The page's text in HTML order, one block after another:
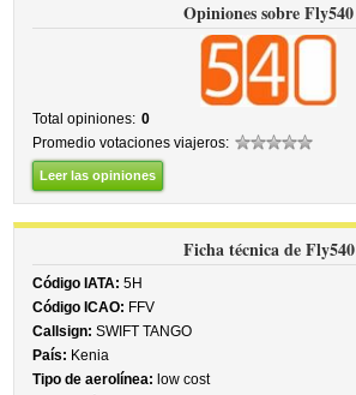
Opiniones sobre Fly540
Total opiniones: 0
Promedio votaciones viajeros:
Leer las opiniones
Ficha técnica de Fly540
Código IATA: 5H
Código ICAO: FFV
Callsign: SWIFT TANGO
País: Kenia
Tipo de aerolínea: low cost